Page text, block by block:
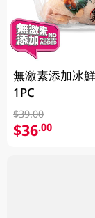
無激素添加冰
1PC
$39.00
$36.00